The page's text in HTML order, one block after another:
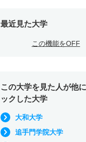
最近見た大学
この機能をOFF
この大学を見た人が他
ックした大学
大和大学
追手門学院大学